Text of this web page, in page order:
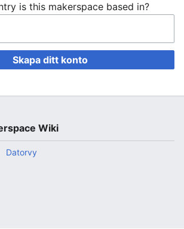
is this makerspace based in?
Skapa ditt konto
Wiki
Datorvy